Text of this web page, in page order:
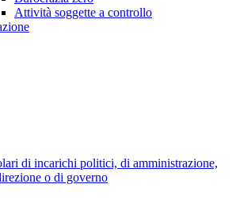
Attività soggette a controllo
di incarichi politici, di amministrazione,
o di governo